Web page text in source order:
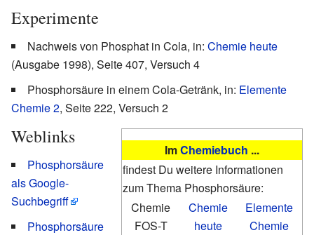
Experimente
Nachweis von Phosphat in Cola, in: Chemie heute
(Ausgabe 1998), Seite 407, Versuch 4
Phosphorsäure in einem Cola-Getränk, in: Elemente
Chemie 2, Seite 222, Versuch 2
ImChemiebuch ...
findest Du weitere Informationen
zum Thema Phosphorsäure:
Chemie
FOS-T
Chemie
heute
Elemente
Chemie
Weblinks
Phosphorsäure
als Google-
Suchbegriff
Phosphorsäure